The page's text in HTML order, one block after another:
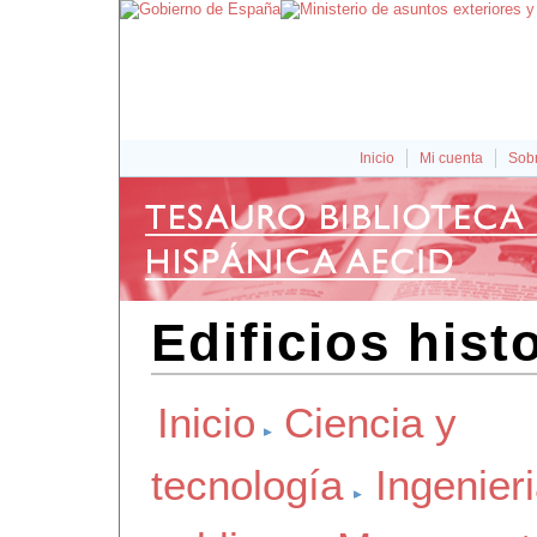
Inicio Mi cuenta
Edificios
Inicio
Ciencia y
tecnología